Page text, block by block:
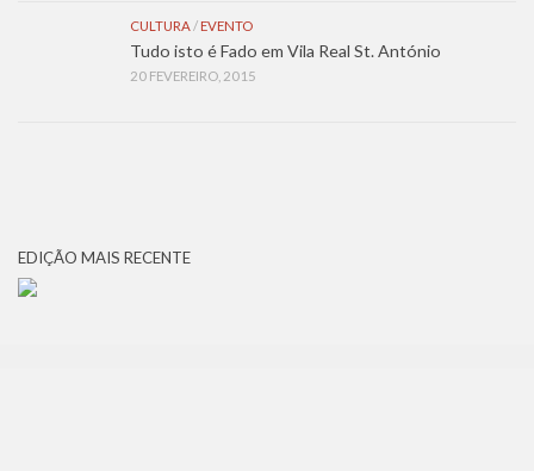
CULTURA/ EVENTO
Tudo isto é Fado em Vila Real St. António
20 FEVEREIRO, 2015
EDIÇÃO MAIS RECENTE